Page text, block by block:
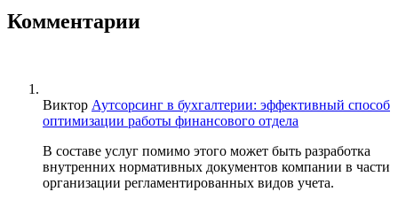
Комментарии
Виктор Аутсорсинг в бухгалтерии: эффективный способ
оптимизации работы финансового отдела
В составе услуг помимо этого может быть разработка
внутренних нормативных документов компании в части
организации регламентированных видов учета.